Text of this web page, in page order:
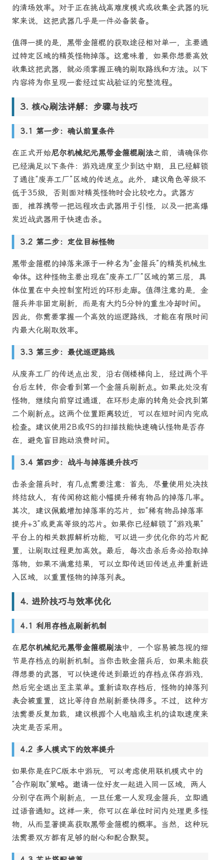
的清场效率。对于正在挑战高难度模式或收集全武器的玩
家来说，这把武器几乎是一件必备装备。
值得一提的是，黑带金箍棍的获取途径相对单一，主要通
过特定区域的精英怪物掉落。这意味着，如果你想要高效
收集这把武器，就必须掌握正确的刷取路线和方法。以下
内容将为你呈现一套经过实战验证的完整流程。
核心刷法详解：步骤与技巧
第一步：确认前置条件
在正式开始尼尔机械纪元黑带金箍棍刷法之前，请确保你
已经满足以下条件：游戏进度至少到达中期，且已经解锁
了通往“废弃工厂”区域的传送点。此外，建议角色等级不
低于35级，否则面对精英怪物时会比较吃力。武器方
面，推荐携带一把远程攻击武器用于引怪，以及一把高爆
发近战武器用于快速击杀。
第二步：定位目标怪物
黑带金箍棍的掉落来源于一种名为“金箍兵”的精英机械生
命体。这种怪物主要出现在“废弃工厂”区域的第三层，具
体位置在中央控制室附近的环形走廊。值得注意的是，金
箍兵并非固定刷新，而是有大约5分钟的重生冷却时间。
因此，你需要掌握一个高效的巡逻路线，才能在有限时间
内最大化刷取效率。
第三步：最优巡逻路线
从废弃工厂的传送点出发，沿右侧楼梯向上，经过两个平
台后左转，你会看到第一个金箍兵刷新点。如果此处没有
怪物，继续向前穿过通道，在环形走廊的转角处会找到第
二个刷新点。这两个位置距离较近，可以在短时间内完成
检查。建议使用2B或9S的扫描技能快速确认怪物是否存
在，避免盲目跑动浪费时间。
第四步：战斗与掉落提升技巧
击杀金箍兵时，有几点需要注意：首先，尽量使用处决技
终结敌人，有传闻称这能小幅提升稀有物品的掉落几率。
其次，建议佩戴增加掉落率的芯片，如“稀有物品掉落率
提升+3”或更高等级的芯片。如果你已经解锁了“游戏果”
平台上的相关数据解析功能，可以进一步优化你的芯片配
置，让刷取过程更加高效。最后，每次击杀后务必拾取掉
落物，如果不满意结果，可以立即传送回传送点并重新进
入区域，以重置怪物的掉落列表。
进阶技巧与效率优化
利用存档点刷新机制
在尼尔机械纪元黑带金箍棍刷法中，一个容易被忽视的细
节是存档点的刷新机制。当你击败金箍兵后，如果未能获
得想要的武器，可以快速传送到最近的存档点保存游戏，
然后完全退出至主菜单。重新读取存档后，怪物的掉落列
表会被重置，这比等待自然刷新要快得多。不过，这种方
法需要反复加载，建议根据个人电脑或主机的读取速度来
决定是否采用。
多人模式下的效率提升
如果你是在PC版本中游玩，可以考虑使用联机模式中的
“合作刷取”策略。邀请一位好友一起进入同一区域，两人
分别守在两个刷新点，一旦任意一人发现金箍兵，立即通
过语音通知。这样一来，你可以在单位时间内处理更多怪
物，从而显著提高获取黑带金箍棍的概率。当然，这种玩
法需要双方都有足够的耐心和配合默契。